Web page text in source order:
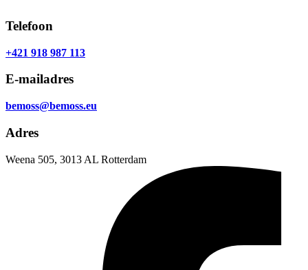
Telefoon
+421 918 987 113
E-mailadres
bemoss@bemoss.eu
Adres
Weena 505, 3013 AL Rotterdam